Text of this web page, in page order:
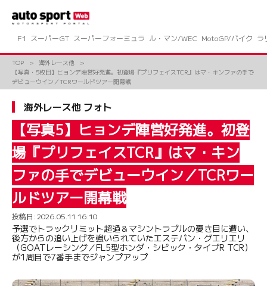
ツ
F1 スーパーGT スーパーフォーミュラ ル・マン/WEC MotoGP/バイク ラ
TOP
海外レース他
【写真・5枚目】ヒョンデ陣営好発進。初登場『プリフェイスTCR』はマ・キンファの手で
デビューウイン／TCRワールドツアー開幕戦
海外レース他 フォト
【写真5】ヒョンデ陣営好発進。初登
場『プリフェイスTCR』はマ・キン
ファの手でデビューウイン／TCRワー
ルドツアー開幕戦
投稿日: 2026.05.11 16:10
予選でトラックリミット超過＆マシントラブルの憂き目に遭い、
後方からの追い上げを強いられていたエステバン・グエリエリ
（GOATレーシング／FL5型ホンダ・シビック・タイプR TCR）
が1周目で7番手までジャンプアップ